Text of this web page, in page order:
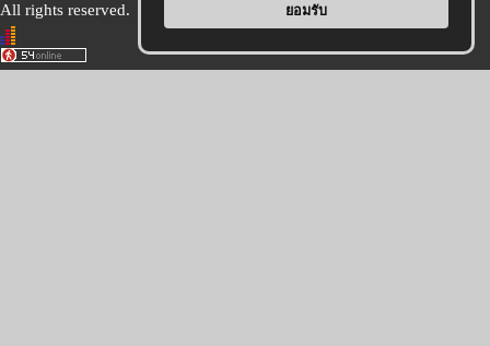
ยอมรับ
All rights reserved.